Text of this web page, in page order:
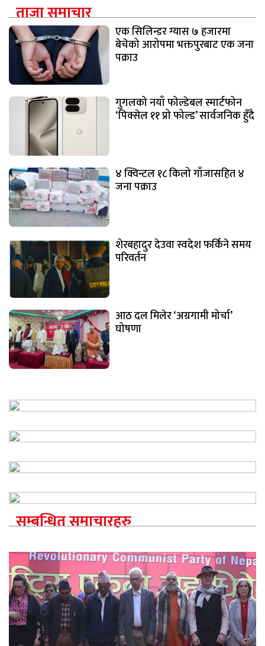
ताजा समाचार
एक सिलिन्डर ग्यास ७ हजारमा
बेचेको आरोपमा भक्तपुरबाट एक जना
पक्राउ
गुगलको नयाँ फोल्डेबल स्मार्टफोन
‘पिक्सेल ११ प्रो फोल्ड’ सार्वजनिक हुँदै
४ क्विन्टल १८ किलो गाँजासहित ४
जना पक्राउ
शेरबहादुर देउवा स्वदेश फर्किने समय
परिवर्तन
आठ दल मिलेर ‘अग्रगामी मोर्चा’
घोषणा
सम्बन्धित समाचारहरु